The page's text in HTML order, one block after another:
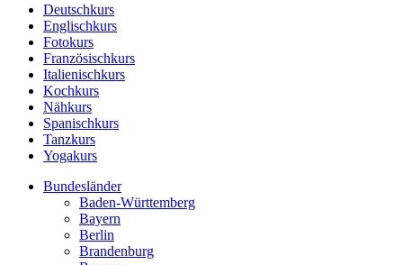
Deutschkurs
Englischkurs
Fotokurs
Französischkurs
Italienischkurs
Kochkurs
Nähkurs
Spanischkurs
Tanzkurs
Yogakurs
Bundesländer
Baden-Württemberg
Bayern
Berlin
Brandenburg